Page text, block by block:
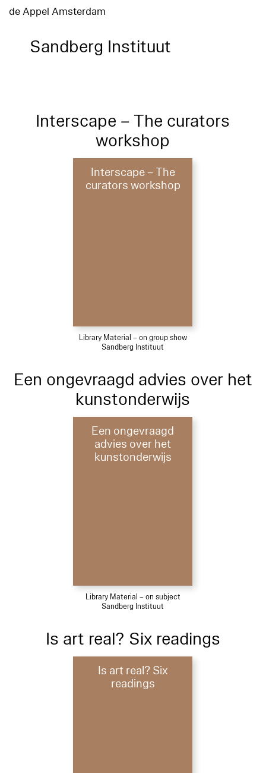
de Appel Amsterdam
Sandberg Instituut
Interscape – The curators
workshop
Interscape – The
curators workshop
Library Material – on group show
Sandberg Instituut
Een ongevraagd advies over het
kunstonderwijs
Een ongevraagd
advies over het
kunstonderwijs
Library Material – on subject
Sandberg Instituut
Is art real? Six readings
Is art real? Six
readings